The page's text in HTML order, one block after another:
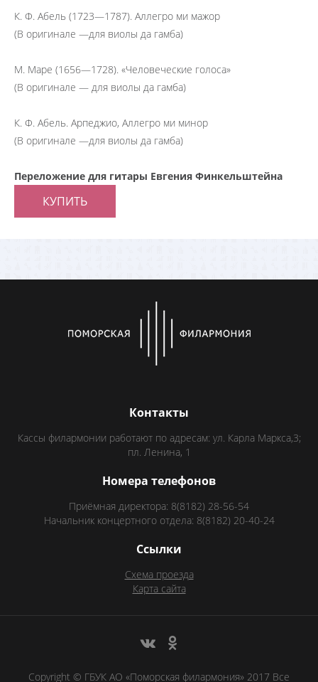
К. Ф. Абель (1723—1787). Аллегро ми мажор
(В оригинале —для виолы да гамба)
М. Маре (1656—1728). «Человеческие голоса»
(В оригинале — для виолы да гамба)
К. Ф. Абель. Арпеджио, Аллегро ми минор
(В оригинале —для виолы да гамба)
Переложение для гитары Евгения Финкельштейна
КУПИТЬ
Контакты
Кассы филармонии работают по адресам: ул. Карла Маркса,3;
пл. Ленина, 1
Номера телефонов
Приёмная директора: 8(8182) 28-56-54
Начальник концертного отдела: 8(8182) 20-40-24
Ссылки
Схема проезда
Карта сайта
Copyright © ГБУК АО «Поморская филармония» 2017 Все